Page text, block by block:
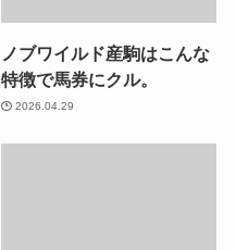
ノブワイルド産駒はこんな
特徴で馬券にクル。
2026.04.29